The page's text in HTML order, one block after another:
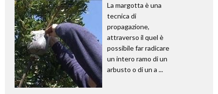
La margotta è una
tecnica di
propagazione,
attraverso il quel è
possibile far radicare
un intero ramo di un
arbusto o di un a ...